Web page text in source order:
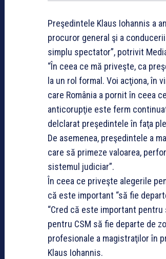
Preşedintele Klaus Iohannis a
procuror general şi a
simplu spectator”, potrivit
“În ceea ce mă priveşte, ca
la un rol formal. Voi acţiona, în
care România a pornit în ceea
anticorupţie este ferm
delclarat preşedintele în faţa
De asemenea, preşedintele a
care să primeze valoarea,
sistemul judiciar”.
În ceea ce priveşte alegerile
că este important “să fie
“Cred că este important
pentru CSM să fie departe de
profesionale a magistraţilor în
Klaus Iohannis.